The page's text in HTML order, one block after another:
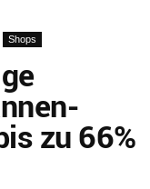
Shops
zu 66%